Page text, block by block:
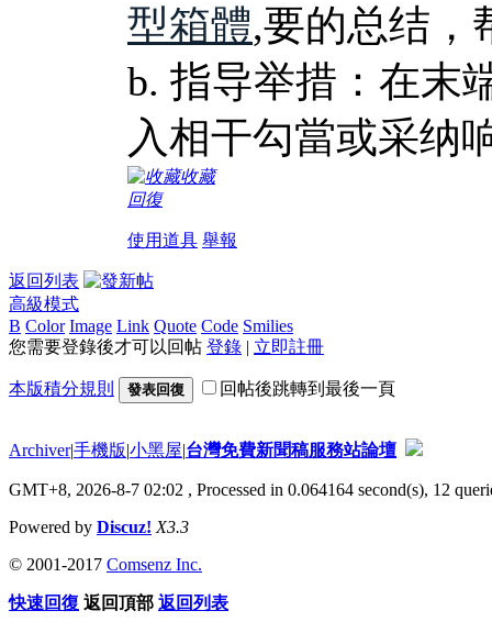
型箱體,要的总结，
b. 指导举措：在末
入相干勾當或采纳
收藏
回復
使用道具 舉報
返回列表
高級模式
B Color Image Link Quote Code Smilies
您需要登錄後才可以回帖 登錄 | 立即註冊
本版積分規則 發表回復 回帖後跳轉到最後一頁
Archiver|手機版|小黑屋|台灣免費新聞稿服務站論壇
GMT+8, 2026-8-7 02:02 , Processed in 0.064164 second(s), 12
Powered by Discuz! X3.3
© 2001-2017 Comsenz Inc.
快速回復 返回頂部 返回列表